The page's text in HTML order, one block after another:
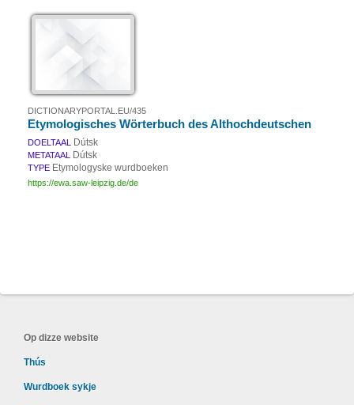
DICTIONARYPORTAL.EU/435
Etymologisches Wörterbuch des Althochdeutschen
DOELTAAL Dútsk
METATAAL Dútsk
TYPE Etymologyske wurdboeken
https://ewa.saw-leipzig.de/de
Op dizze website
Thús
Wurdboek sykje